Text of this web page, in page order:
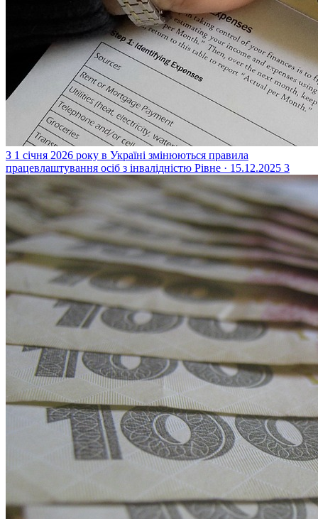
З 1 січня 2026 року в Україні змінюються правила
працевлаштування осіб з інвалідністю Рівне · 15.12.2025 3